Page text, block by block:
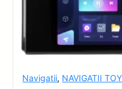
Navigatii, NAVIGATII